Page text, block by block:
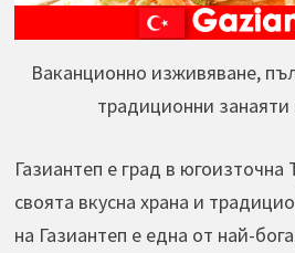
Ваканционно изживяване,
традиционни занаяти
Газиантеп е град в югоизточна
своята вкусна храна и
на Газиантеп е една от най-